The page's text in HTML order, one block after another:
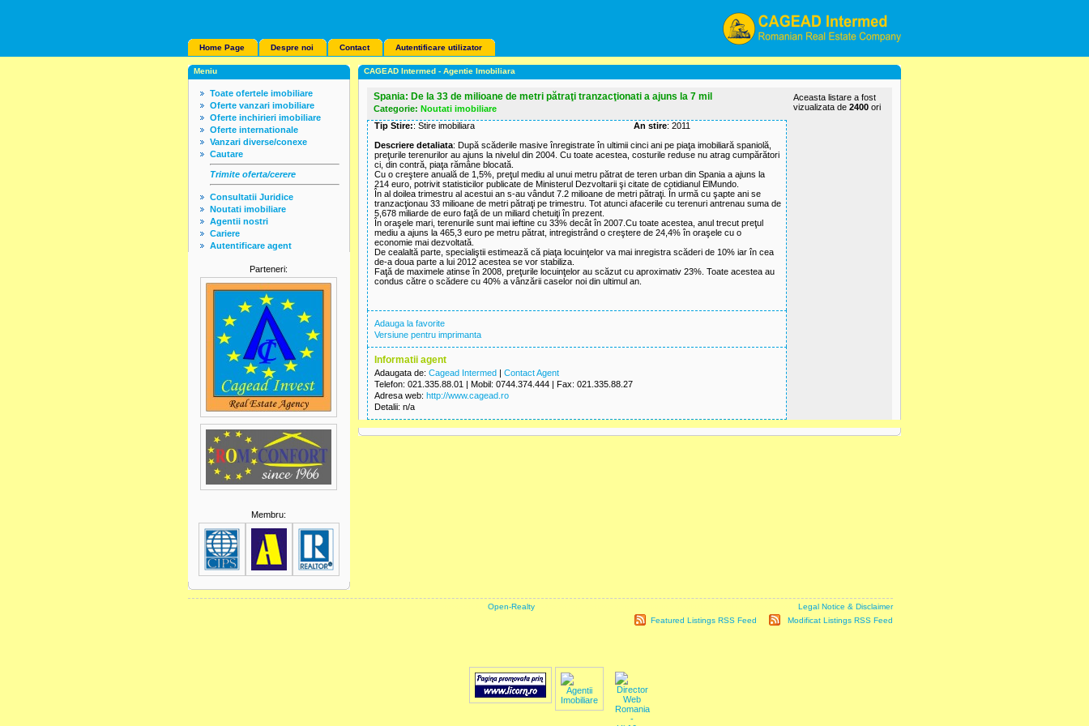
Home Page Despre noi Contact Autentificare utilizator
Meniu
Toate ofertele imobiliare
Oferte vanzari imobiliare
Oferte inchirieri imobiliare
Oferte internationale
Vanzari diverse/conexe
Cautare
Trimite oferta/cerere
Consultatii Juridice
Noutati imobiliare
Agentii nostri
Cariere
Autentificare agent
Parteneri:
Membru:
CAGEAD Intermed - Agentie Imobiliara
Spania: De la 33 de milioane de metri pătraţi tranzacţionati a ajuns la 7 mil
Categorie: Noutati imobiliare
Aceasta listare a fost
vizualizata de 2400 ori
Tip Stire:: Stire imobiliara An stire: 2011
Descriere detaliata: După scăderile masive înregistrate în ultimii cinci ani pe piaţa imobiliară spaniolă,
preţurile terenurilor au ajuns la nivelul din 2004. Cu toate acestea, costurile reduse nu atrag cumpărători
ci, din contră, piaţa rămâne blocată.
Cu o creştere anuală de 1,5%, preţul mediu al unui metru pătrat de teren urban din Spania a ajuns la
214 euro, potrivit statisticilor publicate de Ministerul Dezvoltarii şi citate de cotidianul ElMundo.
În al doilea trimestru al acestui an s-au vândut 7.2 milioane de metri pătraţi. În urmă cu şapte ani se
tranzacţionau 33 milioane de metri pătraţi pe trimestru. Tot atunci afacerile cu terenuri antrenau suma de
5,678 miliarde de euro faţă de un miliard chetuiţi în prezent.
În oraşele mari, terenurile sunt mai ieftine cu 33% decât în 2007.Cu toate acestea, anul trecut preţul
mediu a ajuns la 465,3 euro pe metru pătrat, intregistrând o creştere de 24,4% în oraşele cu o
economie mai dezvoltată.
De cealaltă parte, specialiştii estimează că piaţa locuinţelor va mai inregistra scăderi de 10% iar în cea
de-a doua parte a lui 2012 acestea se vor stabiliza.
Faţă de maximele atinse în 2008, preţurile locuinţelor au scăzut cu aproximativ 23%. Toate acestea au
condus către o scădere cu 40% a vânzării caselor noi din ultimul an.
Adauga la favorite
Versiune pentru imprimanta
Informatii agent
Adaugata de: Cagead Intermed | Contact Agent
Telefon: 021.335.88.01 | Mobil: 0744.374.444 | Fax: 021.335.88.27
Adresa web: http://www.cagead.ro
Detalii: n/a
Open-Realty
Legal Notice & Disclaimer
Featured Listings RSS Feed
Modificat Listings RSS Feed